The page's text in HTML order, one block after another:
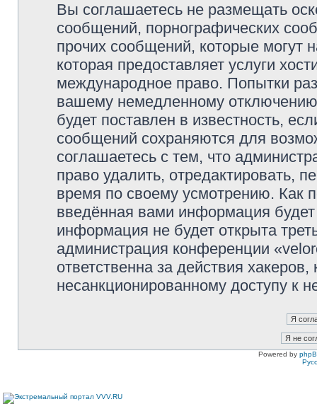
Вы соглашаетесь не размещать
сообщений, порнографических
прочих сообщений, которые могут
которая предоставляет услуги
международное право. Попытки
вашему немедленному
будет поставлен в известность,
сообщений сохраняются для
соглашаетесь с тем, что
право удалить, отредактировать,
время по своему усмотрению. Как
введённая вами информация
информация не будет открыта
администрация конференции
ответственна за действия
несанкционированному доступу к
Powered by